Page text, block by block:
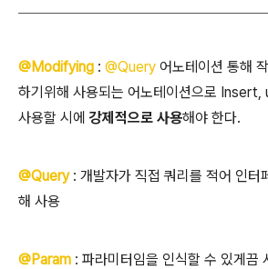
@Modifying : @Query 어노테이션 통해
하기위해 사용되는 어노테이션으로
사용할 시에 강제적으로 사용해야 한다.
@Query: 개발자가 직접 쿼리를 적어 인터
해 사용
@Param : 파라미터임을 인식할 수 있게끔